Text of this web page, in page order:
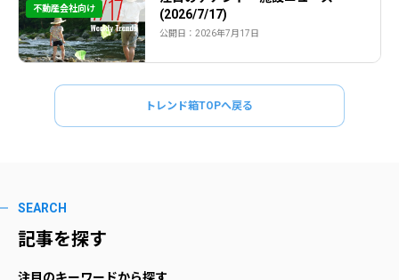
(2026/7/17)
公開日：2026年7月17日
不動産会社向け
トレンド箱TOPへ戻る
SEARCH
記事を探す